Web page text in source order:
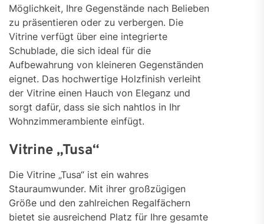
Möglichkeit, Ihre Gegenstände nach Belieben
zu präsentieren oder zu verbergen. Die
Vitrine verfügt über eine integrierte
Schublade, die sich ideal für die
Aufbewahrung von kleineren Gegenständen
eignet. Das hochwertige Holzfinish verleiht
der Vitrine einen Hauch von Eleganz und
sorgt dafür, dass sie sich nahtlos in Ihr
Wohnzimmerambiente einfügt.
Vitrine „Tusa“
Die Vitrine „Tusa“ ist ein wahres
Stauraumwunder. Mit ihrer großzügigen
Größe und den zahlreichen Regalfächern
bietet sie ausreichend Platz für Ihre gesamte